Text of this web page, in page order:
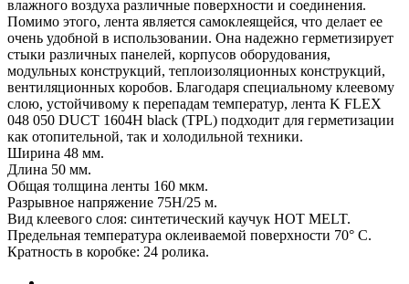
влажного воздуха различные поверхности и соединения.
Помимо этого, лента является самоклеящейся, что делает ее
очень удобной в использовании. Она надежно герметизирует
стыки различных панелей, корпусов оборудования,
модульных конструкций, теплоизоляционных конструкций,
вентиляционных коробов. Благодаря специальному клеевому
слою, устойчивому к перепадам температур, лента K FLEX
048 050 DUCT 1604H black (TPL) подходит для герметизации
как отопительной, так и холодильной техники.
Ширина 48 мм.
Длина 50 мм.
Общая толщина ленты 160 мкм.
Разрывное напряжение 75Н/25 м.
Вид клеевого слоя: синтетический каучук HOT MELT.
Предельная температура оклеиваемой поверхности 70° С.
Кратность в коробке: 24 ролика.